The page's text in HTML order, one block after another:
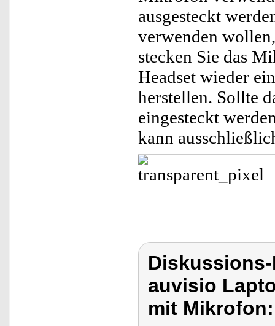
ausgesteckt
verwenden
stecken Sie das
Headset wieder
herstellen. Sollte
eingesteckt
kann
auvisio
mit Mikrofon: